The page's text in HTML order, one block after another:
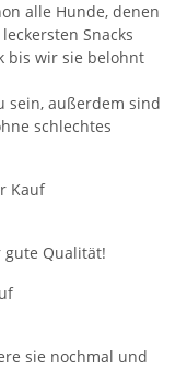
alle Hunde, denen
Snacks
bis wir sie belohnt
sein, außerdem sind
schlechtes
Kauf
gute Qualität!
sie nochmal und